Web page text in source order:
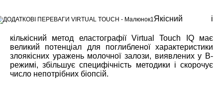
Якісний і
кількісний метод еластографії Virtual Touch IQ має
великий потенціал для поглибленої характеристики
злоякісних уражень молочної залози, виявлених у В-
режимі, збільшує специфічність методики і скорочує
число непотрібних біопсій.